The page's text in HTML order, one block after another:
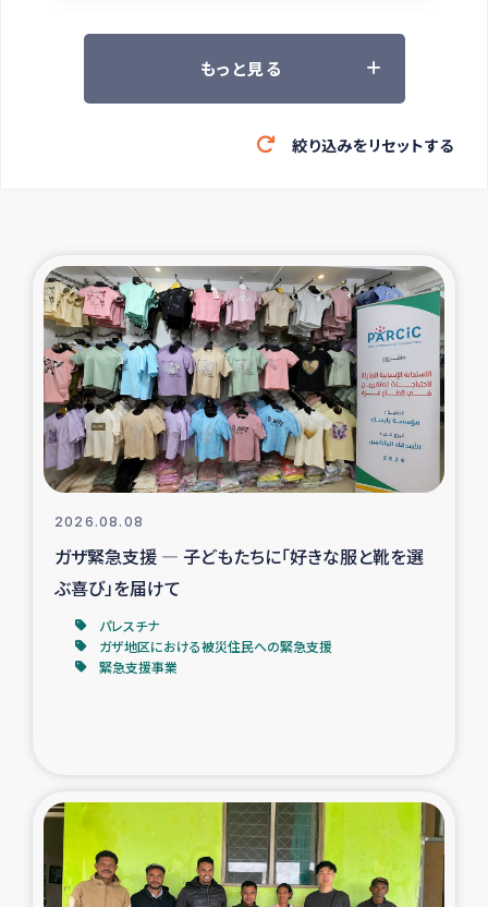
ツアー参加者の声
緊急救援の時代
東ティモール豪雨緊急支援
大雨による洪水被災者支援
カカオ生産者支援事業
シリア国内避難民・帰還民の生活再建支援
トルコにおけるシリア難民支援事業
インドネシア中部 スラウェシの地震・津波被災者支援
スリランカ ジャフナ県干物事業
スリランカの南北女性をつなぐサリー・リサイクル・プロ
ジェクト
もっと見る
絞り込みをリセットする
2026.08.08
ガザ緊急支援 ― 子どもたちに「好きな服と靴を選
ぶ喜び」を届けて
パレスチナ
ガザ地区における被災住民への緊急支援
緊急支援事業